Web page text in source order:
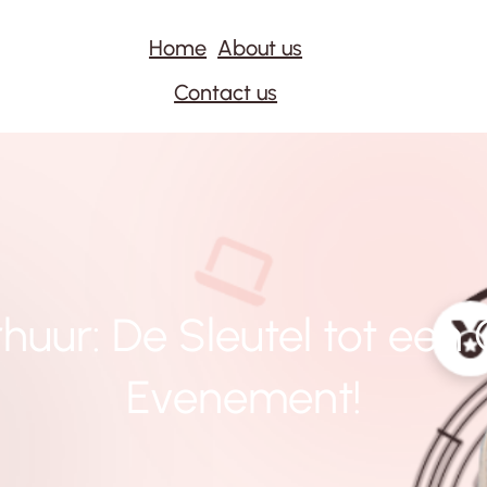
Home About us
Contact us
De Sleutel tot een
Evenement!